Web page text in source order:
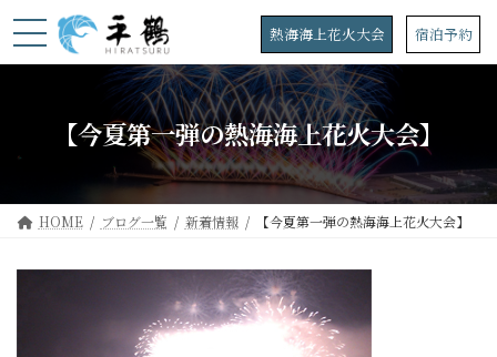
ン
プ
ビ
動
熱海海上花火大会 宿泊予約
【今夏第一弾の熱海海上花火大会】
HOME ブログ一覧 新着情報 【今夏第一弾の熱海海上花火大会】